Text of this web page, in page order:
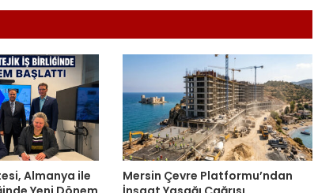
Almanya ile
Mersin Çevre Platformu’ndan